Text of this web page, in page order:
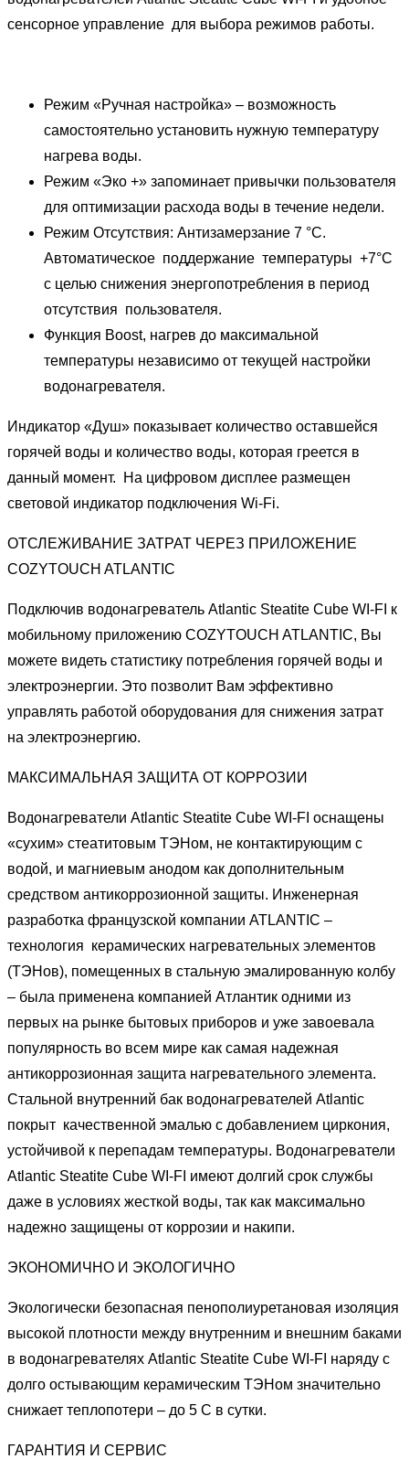
сенсорное управление для выбора режимов работы.
Режим «Ручная настройка» – возможность
самостоятельно установить нужную температуру
нагрева воды.
Режим «Эко +» запоминает привычки пользователя
для оптимизации расхода воды в течение недели.
Режим Отсутствия: Антизамерзание 7 °С.
Автоматическое поддержание температуры +7°C
с целью снижения энергопотребления в период
отсутствия пользователя.
Функция Boost, нагрев до максимальной
температуры независимо от текущей настройки
водонагревателя.
Индикатор «Душ» показывает количество оставшейся
горячей воды и количество воды, которая греется в
данный момент. На цифровом дисплее размещен
световой индикатор подключения Wi-Fi.
ОТСЛЕЖИВАНИЕ ЗАТРАТ ЧЕРЕЗ ПРИЛОЖЕНИЕ
COZYTOUCH ATLANTIC
Подключив водонагреватель Atlantic Steatite Cube WI-FI к
мобильному приложению COZYTOUCH ATLANTIC, Вы
можете видеть статистику потребления горячей воды и
электроэнергии. Это позволит Вам эффективно
управлять работой оборудования для снижения затрат
на электроэнергию.
МАКСИМАЛЬНАЯ ЗАЩИТА ОТ КОРРОЗИИ
Водонагреватели Atlantic Steatite Cube WI-FI оснащены
«сухим» стеатитовым ТЭНом, не контактирующим с
водой, и магниевым анодом как дополнительным
средством антикоррозионной защиты. Инженерная
разработка французской компании ATLANTIC –
технология керамических нагревательных элементов
(ТЭНов), помещенных в стальную эмалированную колбу
– была применена компанией Атлантик одними из
первых на рынке бытовых приборов и уже завоевала
популярность во всем мире как самая надежная
антикоррозионная защита нагревательного элемента.
Стальной внутренний бак водонагревателей Atlantic
покрыт качественной эмалью с добавлением циркония,
устойчивой к перепадам температуры. Водонагреватели
Atlantic Steatite Cube WI-FI имеют долгий срок службы
даже в условиях жесткой воды, так как максимально
надежно защищены от коррозии и накипи.
ЭКОНОМИЧНО И ЭКОЛОГИЧНО
Экологически безопасная пенополиуретановая изоляция
высокой плотности между внутренним и внешним баками
в водонагревателях Atlantic Steatite Cube WI-FI наряду с
долго остывающим керамическим ТЭНом значительно
снижает теплопотери – до 5 С в сутки.
ГАРАНТИЯ И СЕРВИС